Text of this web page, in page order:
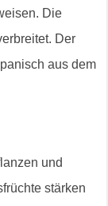
Die
Der
aus dem
und
stärken